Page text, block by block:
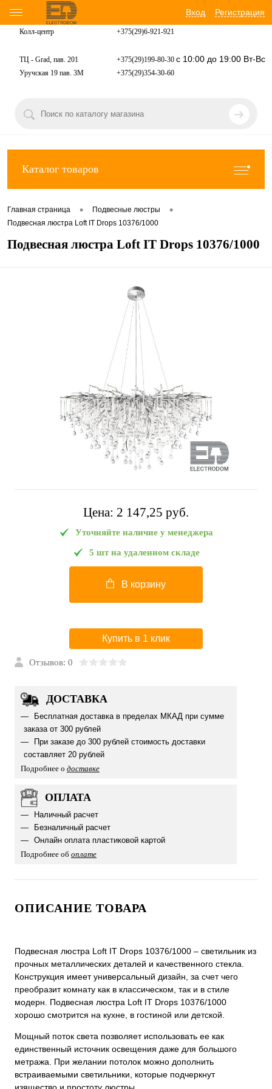
Вход Регистрация
Колл-центр +375(29)6-921-921
ТЦ - Grad, пав. 201 +375(29)199-80-30 с 10:00 до 19:00 Вт-Вс
Уручская 19 пав. 3М +375(29)354-30-60
Каталог товаров
Главная страница • Подвесные люстры •
Подвесная люстра Loft IT Drops 10376/1000
Подвесная люстра Loft IT Drops 10376/1000
Цена: 2 147,25 pуб.
Уточняйте наличие у менеджера
5 шт на удаленном складе
В корзину
Купить в 1 клик
Отзывов: 0
ДОСТАВКА
Бесплатная доставка в пределах МКАД при сумме
заказа от 300 рублей
При заказе до 300 рублей стоимость доставки
составляет 20 рублей
Подробнее о доставке
ОПЛАТА
Наличный расчет
Безналичный расчет
Онлайн оплата пластиковой картой
Подробнее об оплате
ОПИСАНИЕ ТОВАРА
Подвесная люстра Loft IT Drops 10376/1000 – светильник из
прочных металлических деталей и качественного стекла.
Конструкция имеет универсальный дизайн, за счет чего
преобразит комнату как в классическом, так и в стиле
модерн. Подвесная люстра Loft IT Drops 10376/1000
хорошо смотрится на кухне, в гостиной или детской.
Мощный поток света позволяет использовать ее как
единственный источник освещения даже для большого
метража. При желании потолок можно дополнить
встраиваемыми светильники, которые подчеркнут